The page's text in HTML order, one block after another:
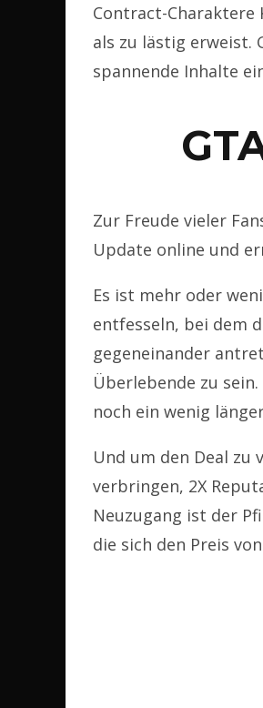
Contract-Charaktere
als zu lästig erweist.
spannende Inhalte
Zur Freude vieler
Update online und
Es ist mehr oder
entfesseln, bei dem
gegeneinander
Überlebende zu
noch ein wenig
Und um den Deal zu
verbringen, 2X
Neuzugang ist der
die sich den Preis